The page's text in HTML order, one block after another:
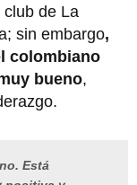
club de La
sin embargo,
colombiano
bueno,
Está